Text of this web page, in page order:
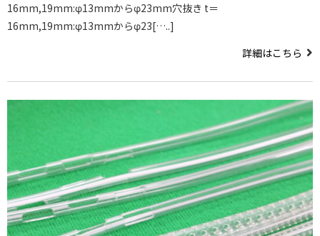
16mm,19mm:φ13mmからφ23mm穴抜き t＝
16mm,19mm:φ13mmからφ23[…..]
詳細はこちら